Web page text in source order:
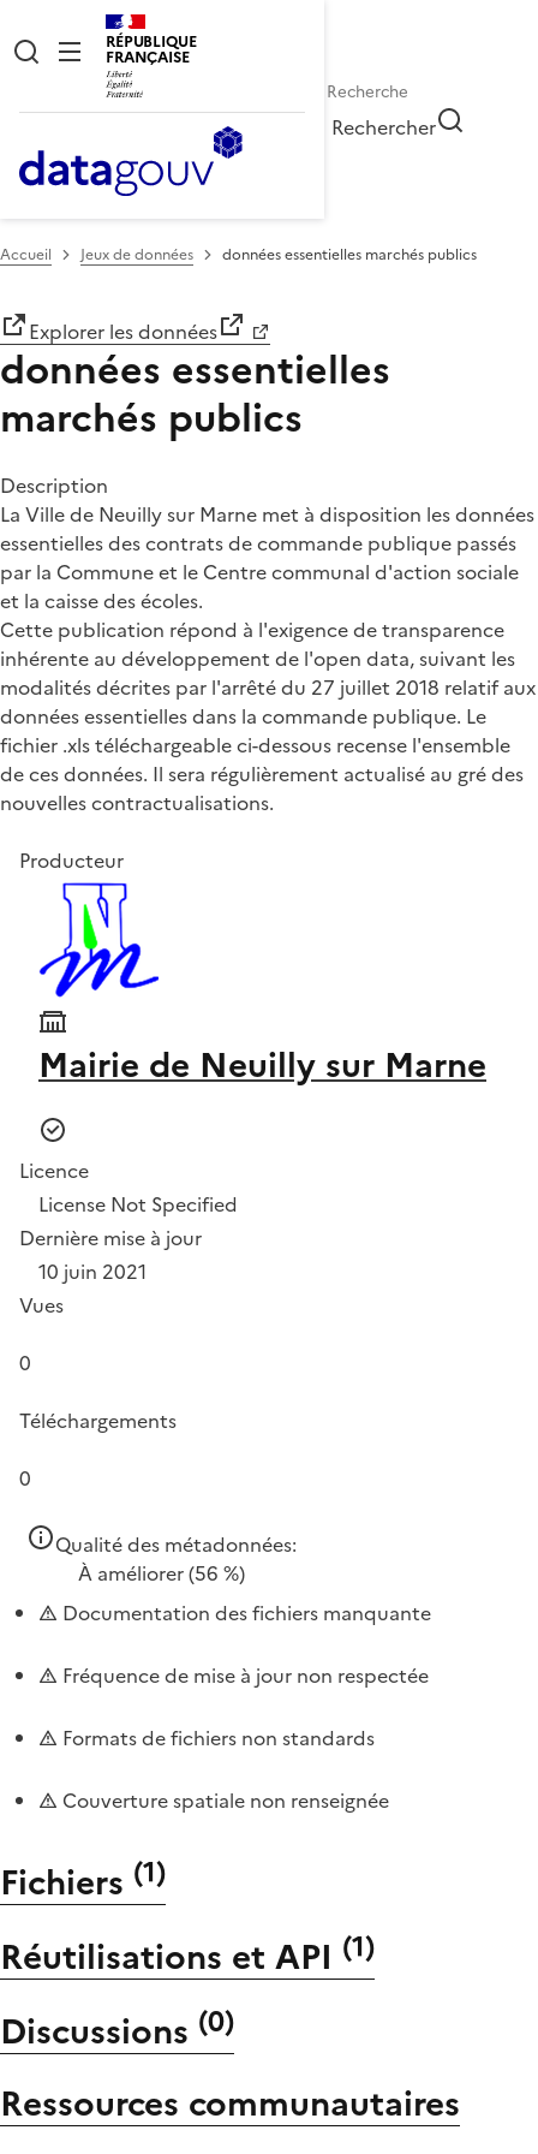
RÉPUBLIQUE
FRANÇAISE
Rechercher
Accueil Jeux de données données essentielles marchés publics
Explorer les données
données essentielles
marchés publics
Description
La Ville de Neuilly sur Marne met à disposition les données
essentielles des contrats de commande publique passés
par la Commune et le Centre communal d'action sociale
et la caisse des écoles.
Cette publication répond à l'exigence de transparence
inhérente au développement de l'open data, suivant les
modalités décrites par l'arrêté du 27 juillet 2018 relatif aux
données essentielles dans la commande publique. Le
fichier .xls téléchargeable ci-dessous recense l'ensemble
de ces données. Il sera régulièrement actualisé au gré des
nouvelles contractualisations.
Producteur
Mairie de Neuilly sur Marne
Licence
License Not Specified
Dernière mise à jour
10 juin 2021
Vues
0
Téléchargements
0
Qualité des métadonnées:
À améliorer(56 %)
Documentation des fichiers manquante
Fréquence de mise à jour non respectée
Formats de fichiers non standards
Couverture spatiale non renseignée
Fichiers (1)
Réutilisations et API (1)
Discussions (0)
Ressources communautaires